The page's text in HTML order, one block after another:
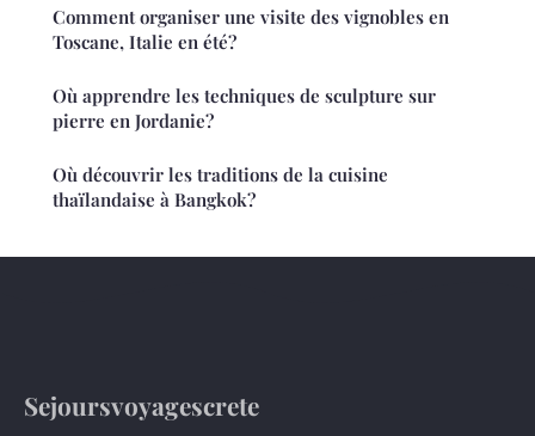
Comment organiser une visite des vignobles en
Toscane, Italie en été?
Où apprendre les techniques de sculpture sur
pierre en Jordanie?
Où découvrir les traditions de la cuisine
thaïlandaise à Bangkok?
Sejoursvoyagescrete